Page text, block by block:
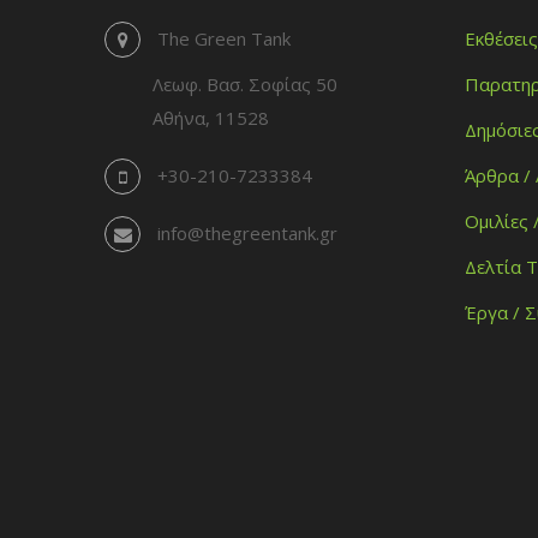
The Green Tank
Λεωφ. Βασ. Σοφίας 50
Αθήνα, 11528
+30-210-7233384
info@thegreentank.gr
Άρθρα /
Ομιλίες
Δελτία
Έργα /